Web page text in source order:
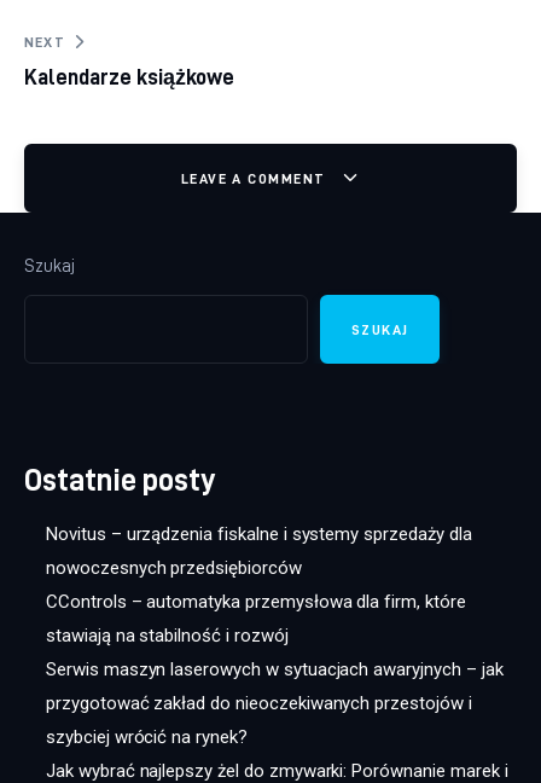
NEXT
Kalendarze książkowe
LEAVE A COMMENT
Szukaj
SZUKAJ
Ostatnie posty
Novitus – urządzenia fiskalne i systemy sprzedaży dla
nowoczesnych przedsiębiorców
CControls – automatyka przemysłowa dla firm, które
stawiają na stabilność i rozwój
Serwis maszyn laserowych w sytuacjach awaryjnych – jak
przygotować zakład do nieoczekiwanych przestojów i
szybciej wrócić na rynek?
Jak wybrać najlepszy żel do zmywarki: Porównanie marek i